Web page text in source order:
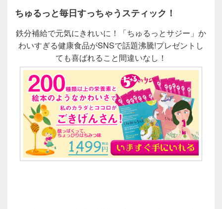
ちゅるっと毎日すっちゃうスティック！
鉄分補給で元気にきれいに！「ちゅるっとサジー」か
わいすぎる健康食品がSNSで話題沸騰!プレゼントし
ても喜ばれること間違いなし！